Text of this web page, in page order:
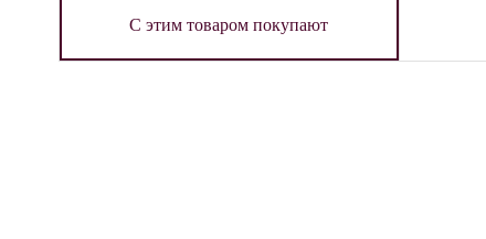
С этим товаром покупают